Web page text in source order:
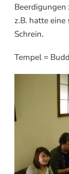
Beerdigungen
z.B. hatte
Schrein.
Tempel =